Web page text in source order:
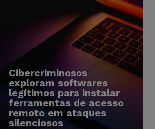
Cibercriminosos
exploram softwares
legítimos para instalar
ferramentas de acesso
remoto em ataques
silenciosos